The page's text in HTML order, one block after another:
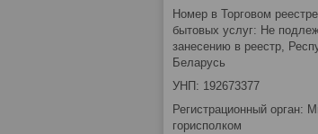
Номер в Торговом
бытовых услуг: Не
занесению в реестр,
Беларусь
УНП: 192673377
Регистрационный орган:
горисполком